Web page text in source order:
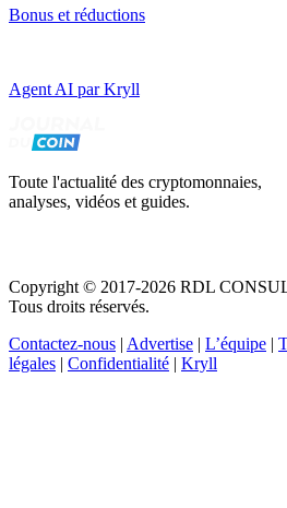
Bonus et réductions
Agent AI par Kryll
Toute l'actualité des cryptomonnaies,
analyses, vidéos et guides.
Copyright © 2017-2026 RDL
Tous droits réservés.
Contactez-nous | Advertise | L’équipe |
légales | Confidentialité | Kryll